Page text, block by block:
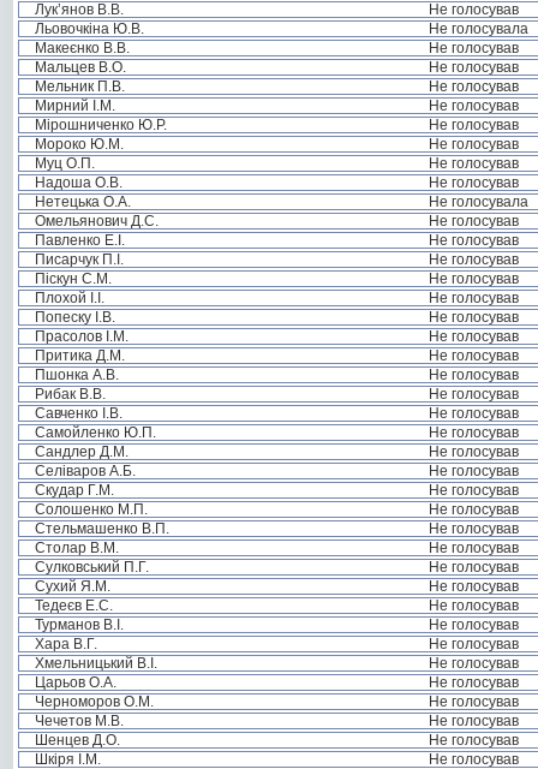
Лук’янов В.В.
Не голосував
Льовочкіна Ю.В.
Не голосувала
Макеєнко В.В.
Не голосував
Мальцев В.О.
Не голосував
Мельник П.В.
Не голосував
Мирний І.М.
Не голосував
Мірошниченко Ю.Р.
Не голосував
Мороко Ю.М.
Не голосував
Муц О.П.
Не голосував
Надоша О.В.
Не голосував
Нетецька О.А.
Не голосувала
Омельянович Д.С.
Не голосував
Павленко Е.І.
Не голосував
Писарчук П.І.
Не голосував
Піскун С.М.
Не голосував
Плохой І.І.
Не голосував
Попеску І.В.
Не голосував
Прасолов І.М.
Не голосував
Притика Д.М.
Не голосував
Пшонка А.В.
Не голосував
Рибак В.В.
Не голосував
Савченко І.В.
Не голосував
Самойленко Ю.П.
Не голосував
Сандлер Д.М.
Не голосував
Селіваров А.Б.
Не голосував
Скудар Г.М.
Не голосував
Солошенко М.П.
Не голосував
Стельмашенко В.П.
Не голосував
Столар В.М.
Не голосував
Сулковський П.Г.
Не голосував
Сухий Я.М.
Не голосував
Тедеєв Е.С.
Не голосував
Турманов В.І.
Не голосував
Хара В.Г.
Не голосував
Хмельницький В.І.
Не голосував
Царьов О.А.
Не голосував
Черноморов О.М.
Не голосував
Чечетов М.В.
Не голосував
Шенцев Д.О.
Не голосував
Шкіря І.М.
Не голосував